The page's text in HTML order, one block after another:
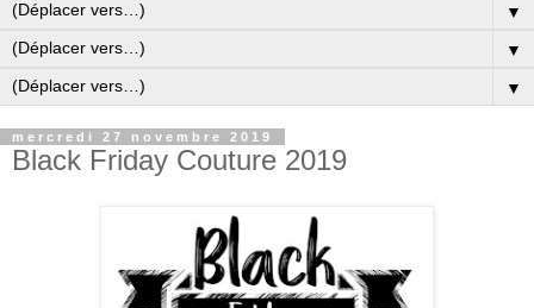
▼
▼
▼
mercredi 27 novembre 2019
Black Friday Couture 2019